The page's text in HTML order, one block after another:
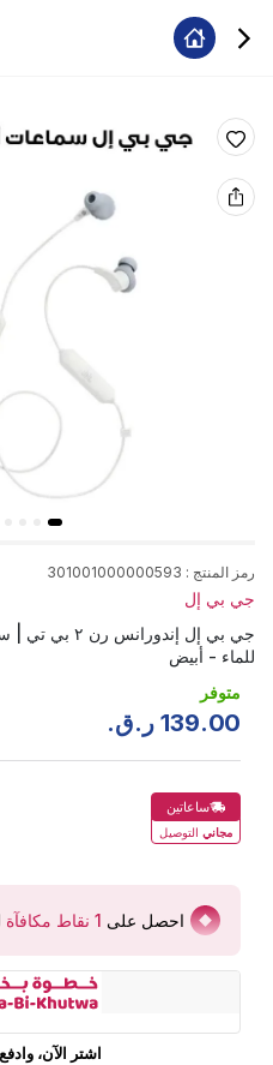
رمز المنتج :
301001000000593
جي بي إل
جي بي إل
للماء - أبيض
متوفر
139.00 ر.ق.
ساعاتين
مجاني التوصيل
احصل على 1 نقاط مكافآة
اشتر الآن،